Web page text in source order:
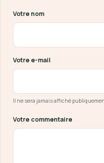
Ne pas remplir ce champ
Votre nom
Votre e-mail
Il ne sera jamais affiché
Votre commentaire